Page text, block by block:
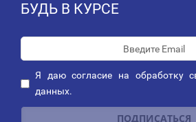
БУДЬ В КУРСЕ
Я даюсогласие на обработку
данных.